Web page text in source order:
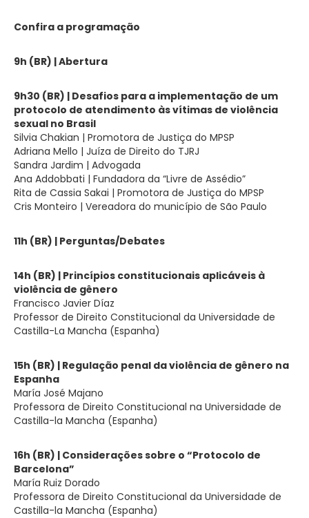
Confira a programação
9h (BR) | Abertura
9h30 (BR) | Desafios para a implementação de um
protocolo de atendimento às vítimas de violência
sexual no Brasil
Silvia Chakian | Promotora de Justiça do MPSP
Adriana Mello | Juíza de Direito do TJRJ
Sandra Jardim | Advogada
Ana Addobbati | Fundadora da “Livre de Assédio”
Rita de Cassia Sakai | Promotora de Justiça do MPSP
Cris Monteiro | Vereadora do município de São Paulo
11h (BR) | Perguntas/Debates
14h (BR) | Princípios constitucionais aplicáveis à
violência de gênero
Francisco Javier Díaz
Professor de Direito Constitucional da Universidade de
Castilla-La Mancha (Espanha)
15h (BR) | Regulação penal da violência de gênero na
Espanha
María José Majano
Professora de Direito Constitucional na Universidade de
Castilla-la Mancha (Espanha)
16h (BR) | Considerações sobre o “Protocolo de
Barcelona”
María Ruiz Dorado
Professora de Direito Constitucional da Universidade de
Castilla-la Mancha (Espanha)